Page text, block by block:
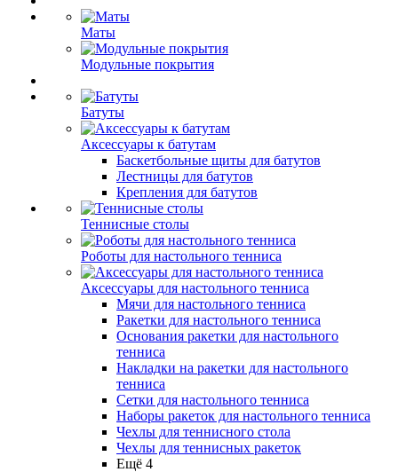
Маты
Модульные покрытия
Батуты
Аксессуары к батутам
Баскетбольные щиты для батутов
Лестницы для батутов
Крепления для батутов
Теннисные столы
Роботы для настольного тенниса
Аксессуары для настольного тенниса
Мячи для настольного тенниса
Ракетки для настольного тенниса
Основания ракетки для настольного
тенниса
Накладки на ракетки для настольного
тенниса
Сетки для настольного тенниса
Наборы ракеток для настольного тенниса
Чехлы для теннисного стола
Чехлы для теннисных ракеток
Ещё 4